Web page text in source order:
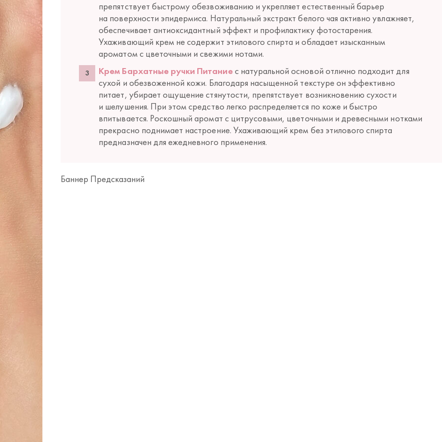
препятствует быстрому обезвоживанию и укрепляет естественный барьер
на поверхности эпидермиса. Натуральный экстракт белого чая активно увлажняет,
обеспечивает антиоксидантный эффект и профилактику фотостарения.
Ухаживающий крем не содержит этилового спирта и обладает изысканным
ароматом с цветочными и свежими нотами.
Крем Бархатные ручки Питаниес натуральной основой отлично подходит для
сухой и обезвоженной кожи. Благодаря насыщенной текстуре он эффективно
питает, убирает ощущение стянутости, препятствует возникновению сухости
и шелушения. При этом средство легко распределяется по коже и быстро
впитывается. Роскошный аромат с цитрусовыми, цветочными и древесными нотками
прекрасно поднимает настроение. Ухаживающий крем без этилового спирта
предназначен для ежедневного применения.
Баннер Предсказаний